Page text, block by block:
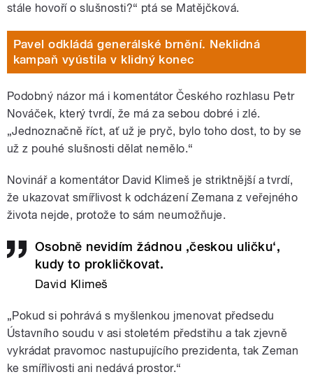
stále hovoří o slušnosti?“ ptá se Matějčková.
Pavel odkládá generálské brnění. Neklidná
kampaň vyústila v klidný konec
Podobný názor má i komentátor Českého rozhlasu Petr
Nováček, který tvrdí, že má za sebou dobré i zlé.
„Jednoznačně říct, ať už je pryč, bylo toho dost, to by se
už z pouhé slušnosti dělat nemělo.“
Novinář a komentátor David Klimeš je striktnější a tvrdí,
že ukazovat smířlivost k odcházení Zemana z veřejného
života nejde, protože to sám neumožňuje.
Osobně nevidím žádnou ,českou uličku‘,
kudy to prokličkovat.
David Klimeš
„Pokud si pohrává s myšlenkou jmenovat předsedu
Ústavního soudu v asi stoletém předstihu a tak zjevně
vykrádat pravomoc nastupujícího prezidenta, tak Zeman
ke smířlivosti ani nedává prostor.“